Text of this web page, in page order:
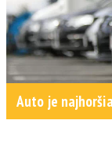
Auto je